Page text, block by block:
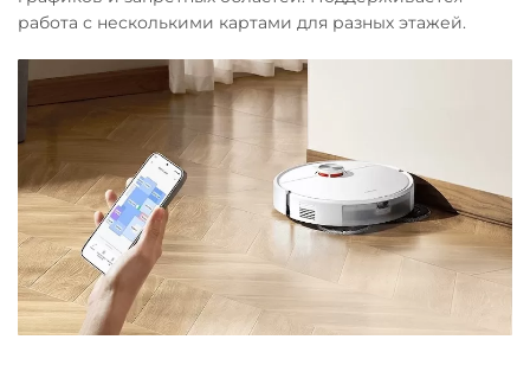
работа с несколькими картами для разных этажей.